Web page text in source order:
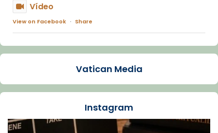
Vídeo
View on Facebook · Share
Arquebisbat de Barcelona
La Carmina va patir depressió. Fa gairebé
dos mesos, a l'Estadi Lluís Companys, la
Recupera l'entrevista comp
Vatican
Vatican Media
Instagram